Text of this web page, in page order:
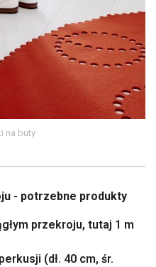
na buty
- potrzebne produkty
przekroju, tutaj 1 m
(dł. 40 cm, śr.